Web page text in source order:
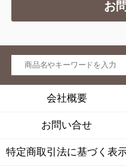
お
会社概要
お問い合せ
特定商取引法に基づく表